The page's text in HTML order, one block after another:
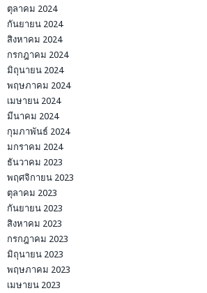
ตุลาคม 2024
กันยายน 2024
สิงหาคม 2024
กรกฎาคม 2024
มิถุนายน 2024
พฤษภาคม 2024
เมษายน 2024
มีนาคม 2024
กุมภาพันธ์ 2024
มกราคม 2024
ธันวาคม 2023
พฤศจิกายน 2023
ตุลาคม 2023
กันยายน 2023
สิงหาคม 2023
กรกฎาคม 2023
มิถุนายน 2023
พฤษภาคม 2023
เมษายน 2023